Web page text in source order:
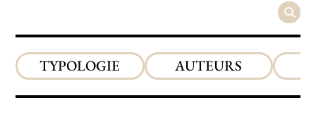
TYPOLOGIE AUTEURS